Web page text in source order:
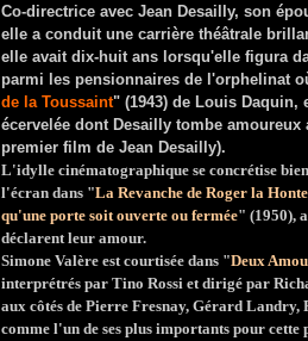
Co-directrice avec Jean Desailly, son
elle a conduit une carrière théâtrale
elle avait dix-huit ans lorsqu'elle figura
parmi les pensionnaires de l'orphelinat
de la Toussaint" (1943) de Louis Daquin,
écervelée dont Desailly tombe
premier film de Jean Desailly).
L'idylle cinématographique se concrétise
l'écran dans "La Revanche de Roger la Honte
qu'une porte soit ouverte ou fermée" (1950),
déclarent leur amour.
Simone Valère est courtisée dans "Deux
interprétrés par Tino Rossi et dirigé par
aux côtés de Pierre Fresnay, Gérard Landry,
comme l'un de ses plus importants pour